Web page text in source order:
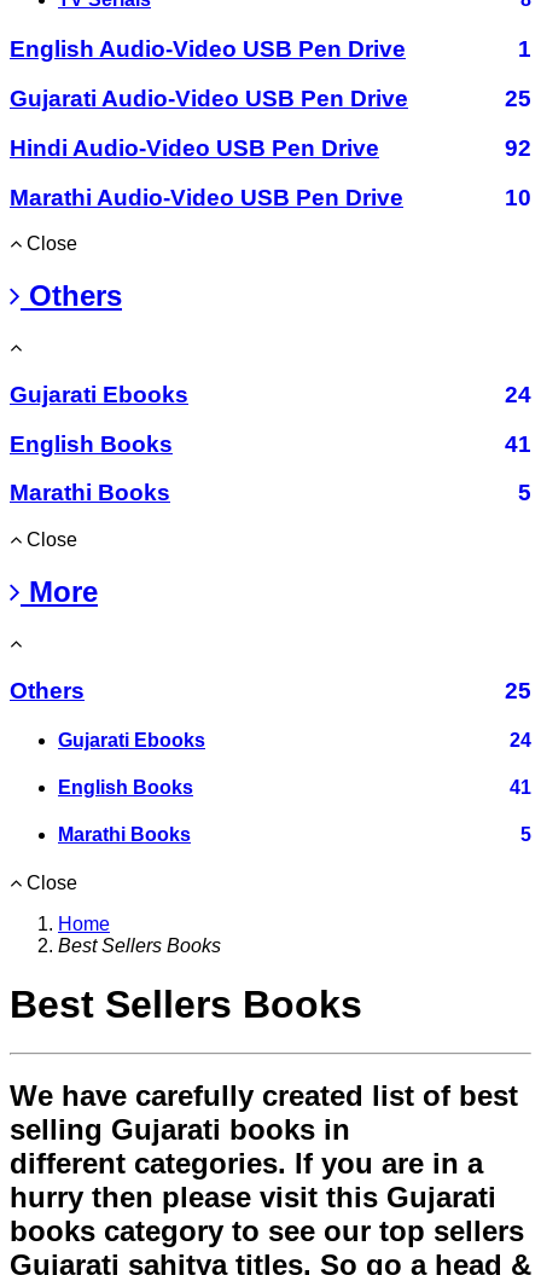
English Audio-Video USB Pen Drive
1
Gujarati Audio-Video USB Pen Drive
25
Hindi Audio-Video USB Pen Drive
92
Marathi Audio-Video USB Pen Drive
10
Close
Others
Gujarati Ebooks
24
English Books
41
Marathi Books
5
Close
More
Others 25
Gujarati Ebooks 24
English Books 41
Marathi Books 5
Close
Home
Best Sellers Books
Best Sellers Books
We have carefully created list of best
selling Gujarati books in
different categories. If you are in a
hurry then please visit this Gujarati
books category to see our top sellers
Gujarati sahitya titles. So go a head &